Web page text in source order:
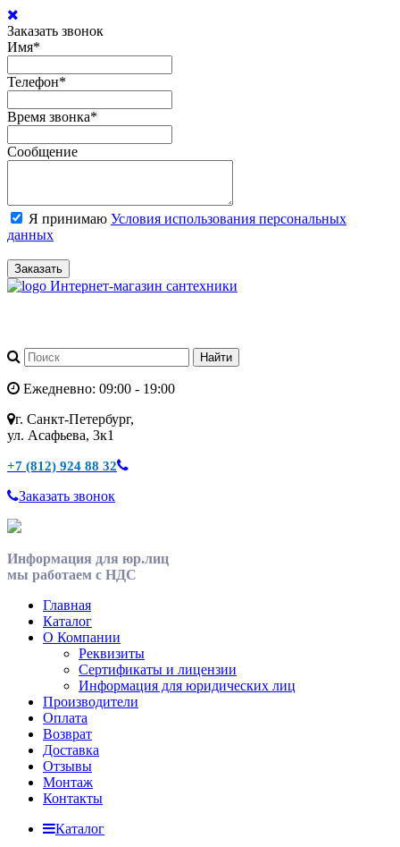
Заказать звонок
Имя*
Телефон*
Время звонка*
Сообщение
Я принимаю Условия использования персональных
данных
Заказать
Интернет-магазин сантехники
Ежедневно: 09:00 - 19:00
г. Санкт-Петербург,
ул. Асафьева, 3к1
+7 (812) 924 88 32
Заказать звонок
Информация для юр.лиц
мы работаем с НДС
Главная
Каталог
О Компании
Реквизиты
Сертификаты и лицензии
Информация для юридических лиц
Производители
Оплата
Возврат
Доставка
Отзывы
Монтаж
Контакты
Каталог